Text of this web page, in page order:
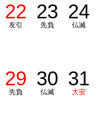
22
友引
23
先負
24
仏滅
29
先負
30
仏滅
31
大安